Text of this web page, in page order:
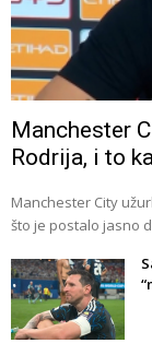
Manchester
Rodrija, i to
Manchester City
što je postalo jasno